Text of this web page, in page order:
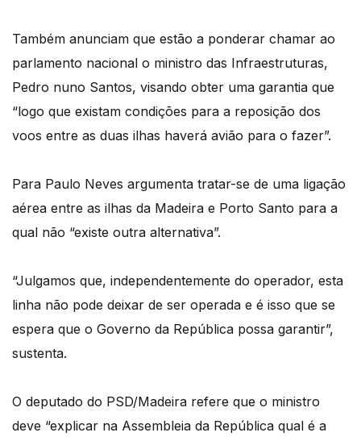
Também anunciam que estão a ponderar chamar ao
parlamento nacional o ministro das Infraestruturas,
Pedro nuno Santos, visando obter uma garantia que
“logo que existam condições para a reposição dos
voos entre as duas ilhas haverá avião para o fazer”.
Para Paulo Neves argumenta tratar-se de uma ligação
aérea entre as ilhas da Madeira e Porto Santo para a
qual não “existe outra alternativa”.
“Julgamos que, independentemente do operador, esta
linha não pode deixar de ser operada e é isso que se
espera que o Governo da República possa garantir”,
sustenta.
O deputado do PSD/Madeira refere que o ministro
deve “explicar na Assembleia da República qual é a